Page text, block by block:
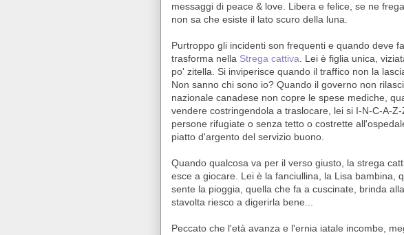
messaggi di peace & love. Libera e felice, se ne
non sa che esiste il lato scuro della luna.
Purtroppo gli incidenti son frequenti e quando deve
trasforma nella Strega cattiva . Lei è figlia unica,
po' zitella. Si inviperisce quando il traffico non la
Non sanno chi sono io? Quando il governo non
nazionale canadese non copre le spese mediche,
vendere costringendola a traslocare, lei si I-N-C-A-
persone rifugiate o senza tetto o costrette
piatto d'argento del servizio buono.
Quando qualcosa va per il verso giusto, la strega
esce a giocare. Lei è la fanciullina, la Lisa bambina,
sente la pioggia, quella che fa a cuscinate, brinda
stavolta riesco a digerirla bene...
Peccato che l'età avanza e l'ernia iatale incombe,